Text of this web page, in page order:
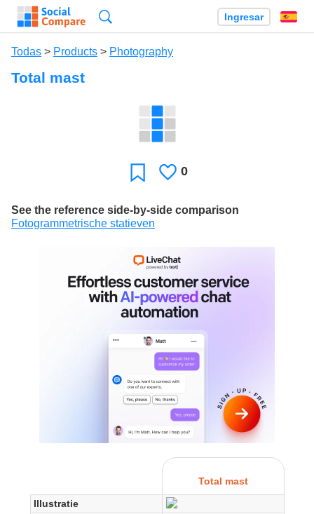
Ingresar
Todas > Products > Photography
Total mast
Favoritos
Le
0
See the reference side-by-side comparison
Fotogrammetrische statieven
Total mast
Illustratie